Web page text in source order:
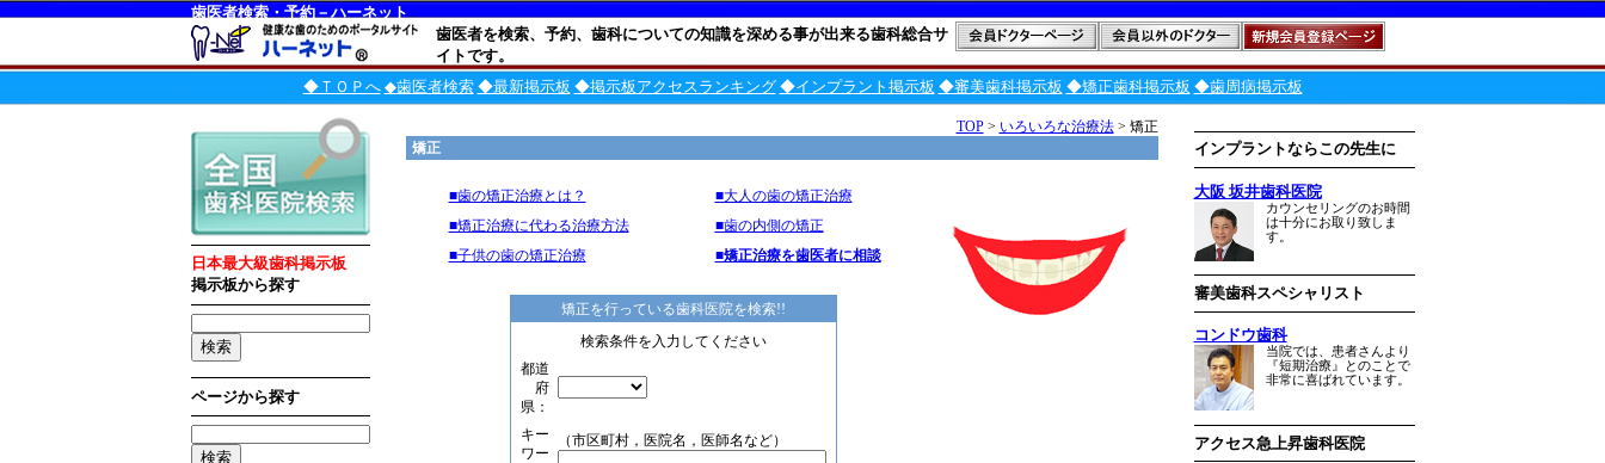
歯医者検索・予約－ハーネット
歯医者を検索、予約、歯科についての知識を深める事が出来る歯科総合サ
イトです。
◆ＴＯＰへ ◆歯医者検索 ◆最新掲示板 ◆掲示板アクセスランキング ◆インプラント掲示板 ◆審美歯科掲示板 ◆矯正歯科掲示板 ◆歯周病掲示板
日本最大級歯科掲示板
掲示板から探す
ページから探す
TOP> いろいろな治療法> 矯正
矯正
■歯の矯正治療とは？
■大人の歯の矯正治療
■矯正治療に代わる治療方法
■歯の内側の矯正
■子供の歯の矯正治療
■矯正治療を歯医者に相談
矯正を行っている歯科医院を検索!!
検索条件を入力してください
都道
府
県：
キー
ワー
（市区町村，医院名，医師名など）
インプラントならこの先生に
大阪 坂井歯科医院
カウンセリングのお時間
は十分にお取り致しま
す。
審美歯科スペシャリスト
コンドウ歯科
当院では、患者さんより
『短期治療』とのことで
非常に喜ばれています。
アクセス急上昇歯科医院